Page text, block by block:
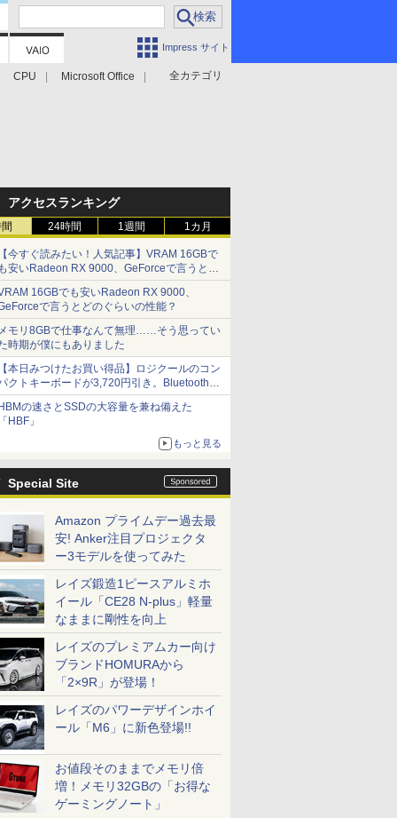
Impress サイト
全カテゴリ
CPU Microsoft Office
アクセスランキング
24時間 1週間 1カ月
今すぐ読みたい！人気記事】VRAM 16GBで
安いRadeon RX 9000、GeForceで言うとど
ぐらいの性能？ - PC Watch
16GBでも安いRadeon RX 9000、
で言うとどのぐらいの性能？
モリ8GBで仕事なんて無理……そう思ってい
時期が僕にもありました
本日みつけたお買い得品】ロジクールのコン
クトキーボードが3,720円引き。Bluetoothで3
接続対応
の速さとSSDの大容量を兼ね備えた
HBF」
もっと見る
Special Site
Amazon プライムデー過去最
安! Anker注目プロジェクタ
ー3モデルを使ってみた
レイズ鍛造1ピースアルミホ
イール「CE28 N-plus」軽量
なままに剛性を向上
レイズのプレミアムカー向け
ブランドHOMURAから
「2×9R」が登場！
レイズのパワーデザインホイ
ール「M6」に新色登場!!
お値段そのままでメモリ倍
増！メモリ32GBの「お得な
ゲーミングノート」